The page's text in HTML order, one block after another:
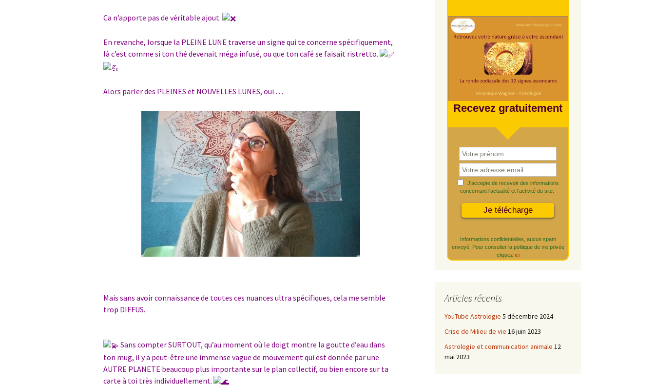
Ca n’apporte pas de véritable ajout.
En revanche, lorsque la PLEINE LUNE traverse un signe qui te concerne spécifiquement,
là c’est comme si ton thé devenait méga infusé, ou que ton café se faisait ristretto.
Alors parler des PLEINES et NOUVELLES LUNES, oui …
Mais sans avoir connaissance de toutes ces nuances ultra spécifiques, cela me semble
trop DIFFUS.
Sans compter SURTOUT, qu’au moment où le doigt montre la goutte d’eau dans
ton mug, il y a peut-être une immense vague de mouvement qui est donnée par une
AUTRE PLANETE beaucoup plus importante sur le plan collectif, ou bien encore sur ta
carte à toi très individuellement.
Recevez gratuitement
J'accepte de recevoir des informations
concernant l'actualité et l'activité du site.
Informations confidentielles, aucun spam
envoyé. Pour consulter la politique de vie privée
cliquez ici
Articles récents
YouTube Astrologie 5 décembre 2024
Crise de Milieu de vie 16 juin 2023
Astrologie et communication animale 12
mai 2023